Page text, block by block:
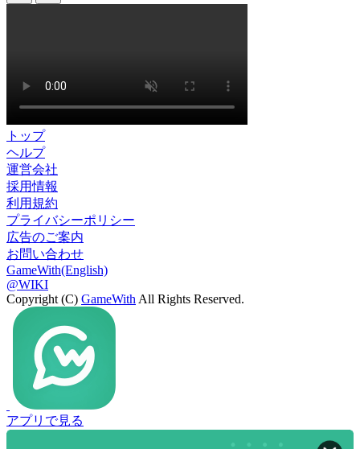
トップ
ヘルプ
運営会社
採用情報
利用規約
プライバシーポリシー
広告のご案内
お問い合わせ
GameWith(English)
@WIKI
Copyright (C) GameWith All Rights Reserved.
アプリで見る